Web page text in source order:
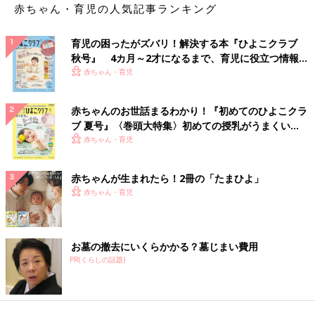
赤ちゃん・育児の人気記事ランキング
育児の困ったがズバリ！解決する本『ひよこクラブ
秋号』 4カ月～2才になるまで、育児に役立つ情報が
いっぱい！
赤ちゃん・育児
赤ちゃんのお世話まるわかり！『初めてのひよこクラ
ブ 夏号』〈巻頭大特集〉初めての授乳がうまくい
く！ おっぱい・ミルクの基本と夏のトラブル 解決テ
赤ちゃん・育児
赤ちゃんが生まれたら！2冊の「たまひよ」
赤ちゃん・育児
お墓の撤去にいくらかかる？墓じまい費用
PR(くらしの話題)